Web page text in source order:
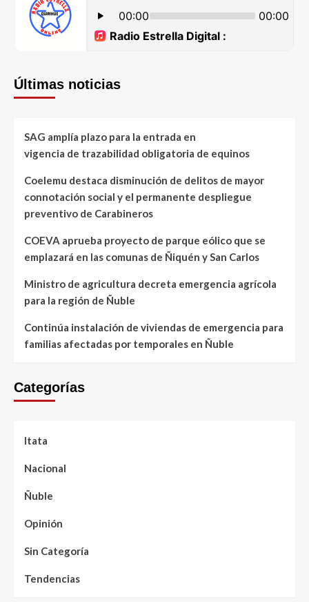
Últimas noticias
SAG amplía plazo para la entrada en
vigencia de trazabilidad obligatoria de equinos
Coelemu destaca disminución de delitos de mayor
connotación social y el permanente despliegue
preventivo de Carabineros
COEVA aprueba proyecto de parque eólico que se
emplazará en las comunas de Ñiquén y San Carlos
Ministro de agricultura decreta emergencia agrícola
para la región de Ñuble
Continúa instalación de viviendas de emergencia para
familias afectadas por temporales en Ñuble
Categorías
Itata
Nacional
Ñuble
Opinión
Sin Categoría
Tendencias